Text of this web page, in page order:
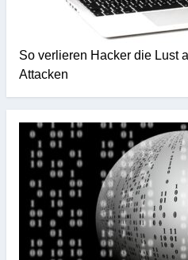
So verlieren Hacker die Lust
Attacken